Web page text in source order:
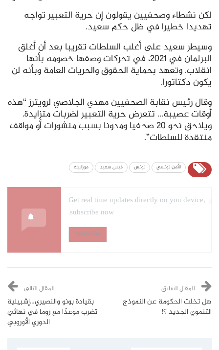
لكن نشطاء وصحفيين يقولون إن حرية التعبير تواجه
تهديدا خطيرا في ظل حكم سعيد.
وسيطر سعيد على أغلب السلطات تقريبا بعد أن أغلق
البرلمان في 2021، في تحركات وصفها خصومه بأنها
انقلاب. وتعهد بحماية الحقوق والحريات العامة وبأنه لن
يكون دكتاتورا.
وقال رئيس نقابة الصحفيين مهدي الجلاصي لرويترز “هذه
أوقات عصيبة… تتعرض حرية التعبير لضربات متزايدة.
ويلاحق نحو 20 صحفيا ومدونا بسبب منشورات أو مواقف
منتقدة للسلطات”.
الأمن تونسي تونس قيس سعيد موزاييك
Get real time updates directly on you device,
subscribe now.
Subscribe
المقال السابق
هل تخلت الحكومة عن النموذج
التنموي الجديد ؟!
المقال التالي
بقيادة بونو والنصيري…إشبيلية
تضرب موعدًا مع روما في نهائي
الدوري الأوروبي